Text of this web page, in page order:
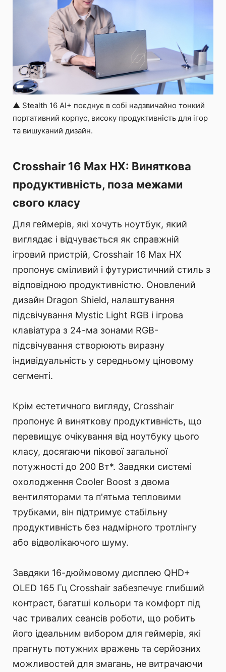
▲ Stealth 16 AI+ поєднує в собі надзвичайно тонкий
портативний корпус, високу продуктивність для ігор
та вишуканий дизайн.
Crosshair 16 Max HX: Виняткова
продуктивність, поза межами
свого класу
Для геймерів, які хочуть ноутбук, який
виглядає і відчувається як справжній
ігровий пристрій, Crosshair 16 Max HX
пропонує сміливий і футуристичний стиль з
відповідною продуктивністю. Оновлений
дизайн Dragon Shield, налаштування
підсвічування Mystic Light RGB і ігрова
клавіатура з 24-ма зонами RGB-
підсвічування створюють виразну
індивідуальність у середньому ціновому
сегменті.
Крім естетичного вигляду, Crosshair
пропонує й виняткову продуктивність, що
перевищує очікування від ноутбуку цього
класу, досягаючи пікової загальної
потужності до 200 Вт*. Завдяки системі
охолодження Cooler Boost з двома
вентиляторами та п'ятьма тепловими
трубками, він підтримує стабільну
продуктивність без надмірного тротлінгу
або відволікаючого шуму.
Завдяки 16-дюймовому дисплею QHD+
OLED 165 Гц Crosshair забезпечує глибший
контраст, багатші кольори та комфорт під
час тривалих сеансів роботи, що робить
його ідеальним вибором для геймерів, які
прагнуть потужних вражень та серйозних
можливостей для змагань, не витрачаючи